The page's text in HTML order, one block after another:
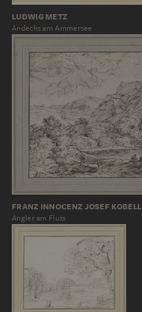
LUDWIG METZ
Andechs am Ammersee
FRANZ INNOCENZ JOSEF KOBELL
Angler am Fluss